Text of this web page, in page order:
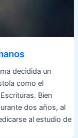
decidida un
como el
Bien
dos años, al
al estudio de